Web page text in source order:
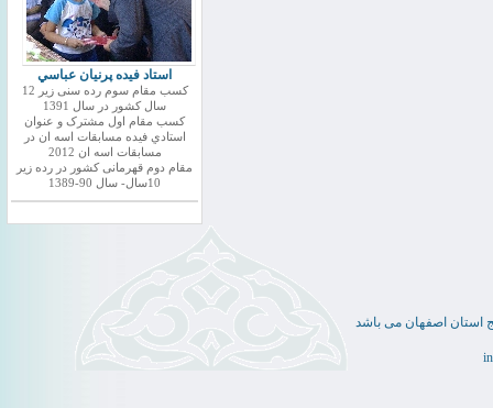
استاد فيده پرنيان عباسي
کسب مقام سوم رده سنی زیر 12
سال کشور در سال 1391
کسب مقام اول مشترک و عنوان
استادي فيده مسابقات اسه ان در
مسابقات اسه ان 2012
مقام دوم قهرمانی کشور در رده زیر
10سال- سال 90-1389
استان اصفهان می باشد